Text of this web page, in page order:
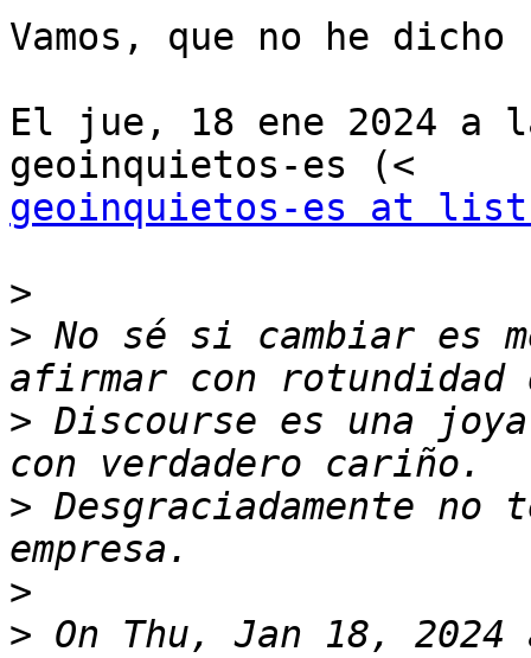
Vamos, que no he
El jue, 18 ene 2024 a
geoinquietos-es at
>
> No sé si cambiar es
> Discourse es una
> Desgraciadamente no
>
> On Thu, Jan 18, 2024